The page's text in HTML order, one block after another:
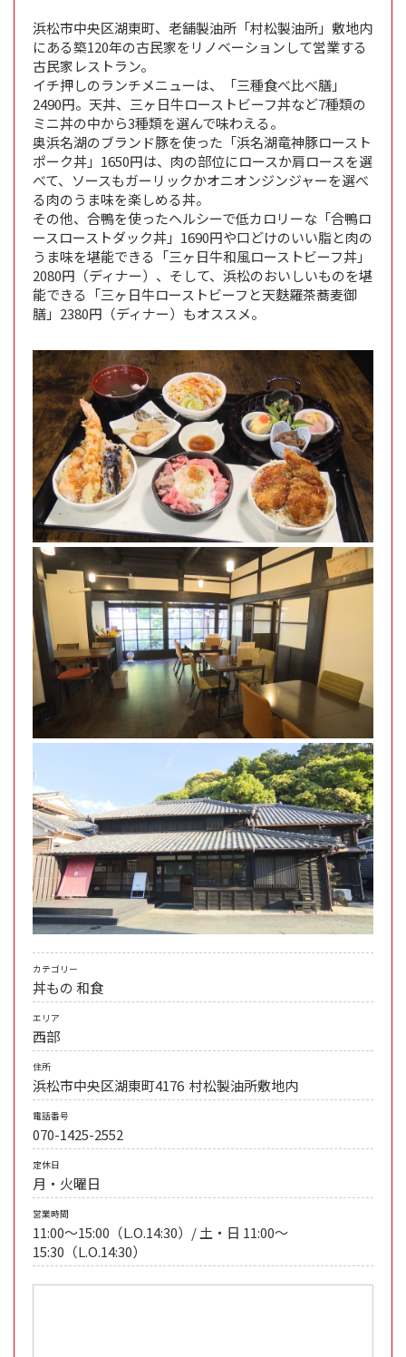
浜松市中央区湖東町、老舗製油所「村松製油所」敷地内
にある築120年の古民家をリノベーションして営業する
古民家レストラン。
イチ押しのランチメニューは、「三種食べ比べ膳」
2490円。天丼、三ヶ日牛ローストビーフ丼など7種類の
ミニ丼の中から3種類を選んで味わえる。
奥浜名湖のブランド豚を使った「浜名湖竜神豚ロースト
ポーク丼」1650円は、肉の部位にロースか肩ロースを選
べて、ソースもガーリックかオニオンジンジャーを選べ
る肉のうま味を楽しめる丼。
その他、合鴨を使ったヘルシーで低カロリーな「合鴨ロ
ースローストダック丼」1690円や口どけのいい脂と肉の
うま味を堪能できる「三ヶ日牛和風ローストビーフ丼」
2080円（ディナー）、そして、浜松のおいしいものを堪
能できる「三ヶ日牛ローストビーフと天麩羅茶蕎麦御
膳」2380円（ディナー）もオススメ。
カテゴリー
丼もの和食
エリア
西部
住所
浜松市中央区湖東町4176 村松製油所敷地内
電話番号
070-1425-2552
定休日
月・火曜日
営業時間
11:00～15:00（L.O.14:30）/ 土・日 11:00～
15:30（L.O.14:30）